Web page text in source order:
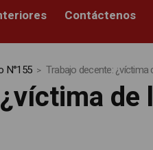
Contáctenos
N°155 Trabajo decente: ¿víctima